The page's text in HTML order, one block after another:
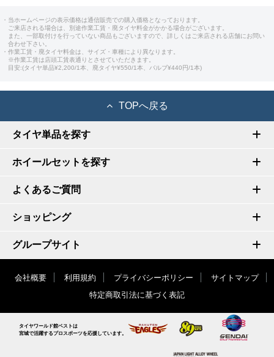
・当ホームページの表示価格は通信販売での購入価格となっております。
ご来店される場合は、別途作業工賃・廃タイヤ料金がかかる場合がございます。
また、一部取付けを行っていない商品もございますので、詳しくはご来店される店舗にお問い
合わせ下さい。
・作業工賃・廃タイヤ料金は、サイズ・車種により異なります。
※作業工賃は店頭工賃表通りとさせていただきます。
目安:(タイヤ単品¥2,200/1本、廃タイヤ¥550/1本、バルブ¥440円/1本)
TOPへ戻る
タイヤ単品を探す
ホイールセットを探す
よくあるご質問
ショッピング
グループサイト
会社概要 利用規約 プライバシーポリシー
サイトマップ
特定商取引法に基づく表記
タイヤワールド館ベストは
宮城で活躍するプロスポーツを応援しています。